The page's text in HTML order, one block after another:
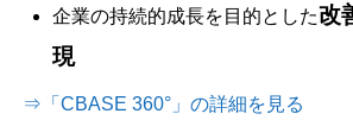
企業の持続的成長を目的とした改
現
⇒「CBASE 360°」の詳細を見る